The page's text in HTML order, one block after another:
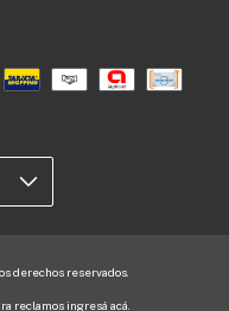
derechos reservados.
reclamos ingresá acá.